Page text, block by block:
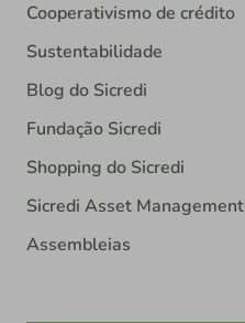
Cooperativismo de crédito
Sustentabilidade
Blog do Sicredi
Fundação Sicredi
Shopping do Sicredi
Sicredi Asset Management
Assembleias